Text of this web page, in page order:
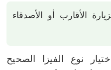
الأقارب أو الأصدقاء
نوع الفيزا الصحيح